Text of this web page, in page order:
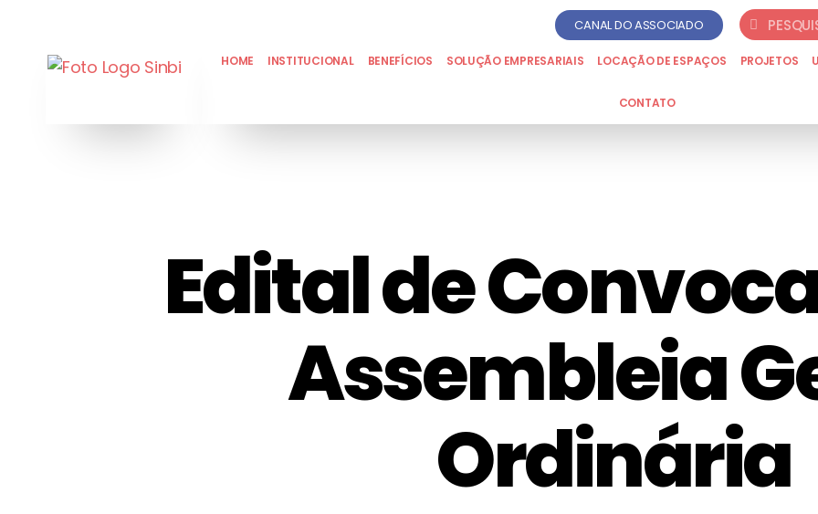
CANAL DO ASSOCIADO
HOME INSTITUCIONAL BENEFÍCIOS SOLUÇÃO EMPRESARIAIS LOCAÇÃO DE ESPAÇOS PROJETOS
CONTATO
Edital de
Assembleia
Ordinária